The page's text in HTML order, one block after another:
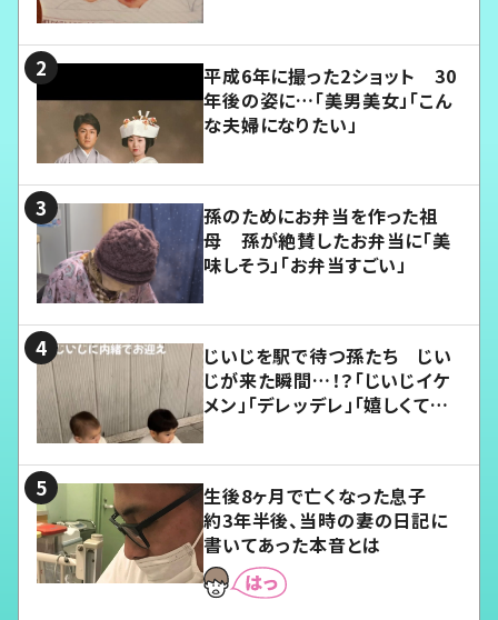
平成6年に撮った2ショット 30
年後の姿に…「美男美女」「こん
な夫婦になりたい」
孫のためにお弁当を作った祖
母 孫が絶賛したお弁当に「美
味しそう」「お弁当すごい」
じいじを駅で待つ孫たち じい
じが来た瞬間…！？「じいじイケ
メン」「デレッデレ」「嬉しくて可
生後8ヶ月で亡くなった息子
約3年半後、当時の妻の日記に
書いてあった本音とは